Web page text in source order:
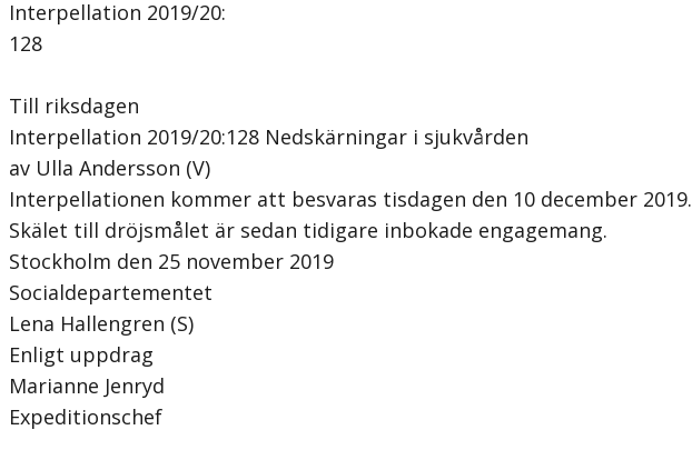
Interpellation 2019/20:
128
Till riksdagen
Interpellation 2019/20:128 Nedskärningar i sjukvården
av Ulla Andersson (V)
Interpellationen kommer att besvaras tisdagen den 10 december 2019.
Skälet till dröjsmålet är sedan tidigare inbokade engagemang.
Stockholm den 25 november 2019
Socialdepartementet
Lena Hallengren (S)
Enligt uppdrag
Marianne Jenryd
Expeditionschef